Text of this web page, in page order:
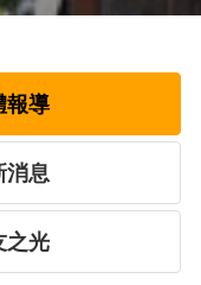
報導
消息
之光